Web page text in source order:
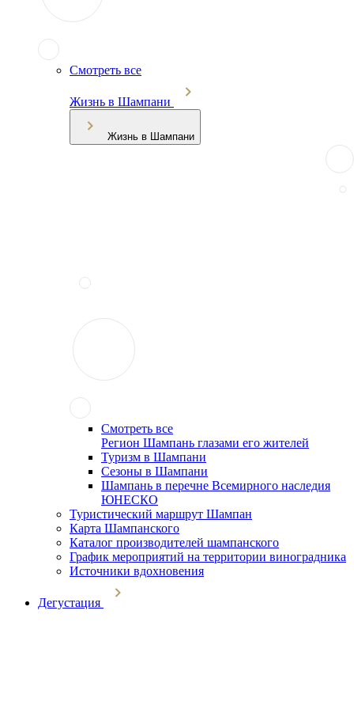
Смотреть все
Жизнь в Шампани
Жизнь в Шампани
Смотреть все
Регион Шампань глазами его жителей
Туризм в Шампани
Сезоны в Шампани
Шампань в перечне Всемирного наследия
ЮНЕСКО
Туристический маршрут Шампан
Карта Шампанского
Каталог производителей шампанского
График мероприятий на территории виноградника
Источники вдохновения
Дегустация